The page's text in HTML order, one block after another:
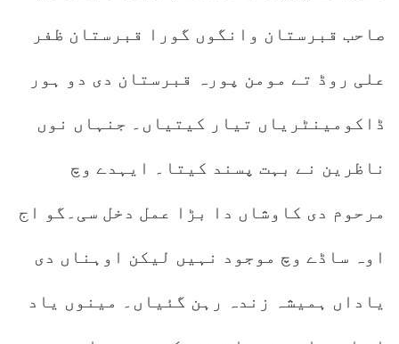
صاحب قبرستان وانگوں گورا قبرستان ظفر
علی روڈ تے مومن پورہ قبرستان دی دو ہور
ڈاکومینٹریاں تیار کیتیاں۔ جنہاں نوں
ناظرین نے بہت پسند کیتا۔ ایہدے وچ
مرحوم دی کاوشاں دا بڑا عمل دخل سی۔گو اج
اوہ ساڈے وچ موجود نہیں لیکن اوہناں دی
یاداں ہمیشہ زندہ رہن گئیاں۔ مینوں یاد